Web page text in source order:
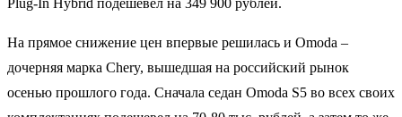
Plug-In Hybrid подешевел на 349 900 рублей.
На прямое снижение цен впервые решилась и Omoda –
дочерняя марка Chery, вышедшая на российский рынок
осенью прошлого года. Сначала седан Omoda S5 во всех своих